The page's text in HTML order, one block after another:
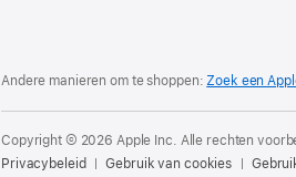
Andere manieren om te shoppen:Zoek een
Copyright © 2026 Apple Inc. Alle rechten
Privacybeleid
Gebruik van cookies